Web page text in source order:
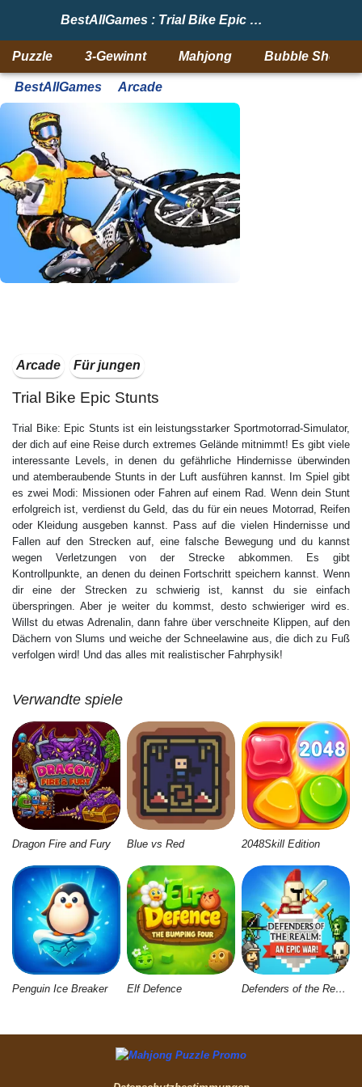
BestAllGames : Trial Bike Epic Stunts
Puzzle 3-Gewinnt Mahjong Bubble Shooter
BestAllGames Arcade
Arcade Für jungen
Trial Bike Epic Stunts
Trial Bike: Epic Stunts ist ein leistungsstarker Sportmotorrad-Simulator,
der dich auf eine Reise durch extremes Gelände mitnimmt! Es gibt viele
interessante Levels, in denen du gefährliche Hindernisse überwinden
und atemberaubende Stunts in der Luft ausführen kannst. Im Spiel gibt
es zwei Modi: Missionen oder Fahren auf einem Rad. Wenn dein Stunt
erfolgreich ist, verdienst du Geld, das du für ein neues Motorrad, Reifen
oder Kleidung ausgeben kannst. Pass auf die vielen Hindernisse und
Fallen auf den Strecken auf, eine falsche Bewegung und du kannst
wegen Verletzungen von der Strecke abkommen. Es gibt
Kontrollpunkte, an denen du deinen Fortschritt speichern kannst. Wenn
dir eine der Strecken zu schwierig ist, kannst du sie einfach
überspringen. Aber je weiter du kommst, desto schwieriger wird es.
Willst du etwas Adrenalin, dann fahre über verschneite Klippen, auf den
Dächern von Slums und weiche der Schneelawine aus, die dich zu Fuß
verfolgen wird! Und das alles mit realistischer Fahrphysik!
Verwandte spiele
Dragon Fire and Fury Blue vs Red 2048Skill Edition
Penguin Ice Breaker Elf Defence Defenders of the Realm: An Epic War